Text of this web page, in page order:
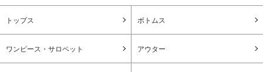
トップス ボトムス
ワンピース・サロペット アウター